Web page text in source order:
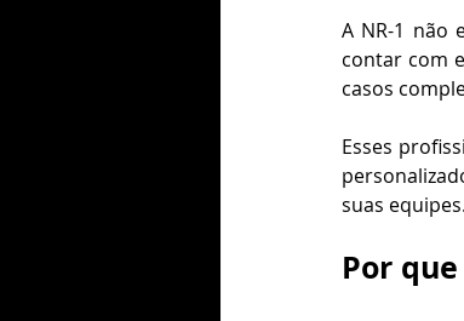
A NR-1 não
contar com
casos
Esses
suas equipes.
Por